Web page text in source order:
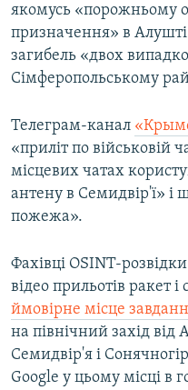
якомусь «порожньому
призначення» в
загибель «двох
Сімферопольському
Телеграм-канал
«приліт по військовій
місцевих чатах
антену в Семидвір'ї» і
пожежа».
Фахівці OSINT-
відео прильотів ракет
ймовірне місце
на північний захід
Семидвір'я і
Google у цьому місці в